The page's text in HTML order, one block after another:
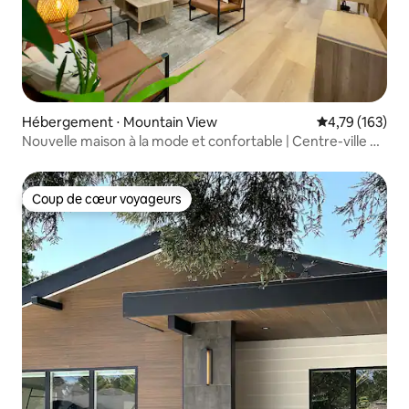
Hébergement ⋅ Mountain View Évaluation
4,79 (163)
Nouvelle maison à la mode et confortable | Centre-ville de
Coup de cœur voyageurs
Coup de cœur voyageurs